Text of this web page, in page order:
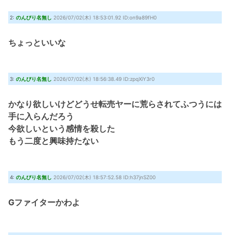
2: のんびり名無し 2026/07/02(木) 18:53:01.92 ID:on9a89fH0
ちょっといいな
3: のんびり名無し 2026/07/02(木) 18:56:38.49 ID:zpqXiY3r0
かなり欲しいけどどうせ転売ヤーに荒らされてふつうには
手に入らんだろう
今欲しいという感情を殺した
もう二度と興味持たない
4: のんびり名無し 2026/07/02(木) 18:57:52.58 ID:h37jnSZ00
Gファイターかわよ